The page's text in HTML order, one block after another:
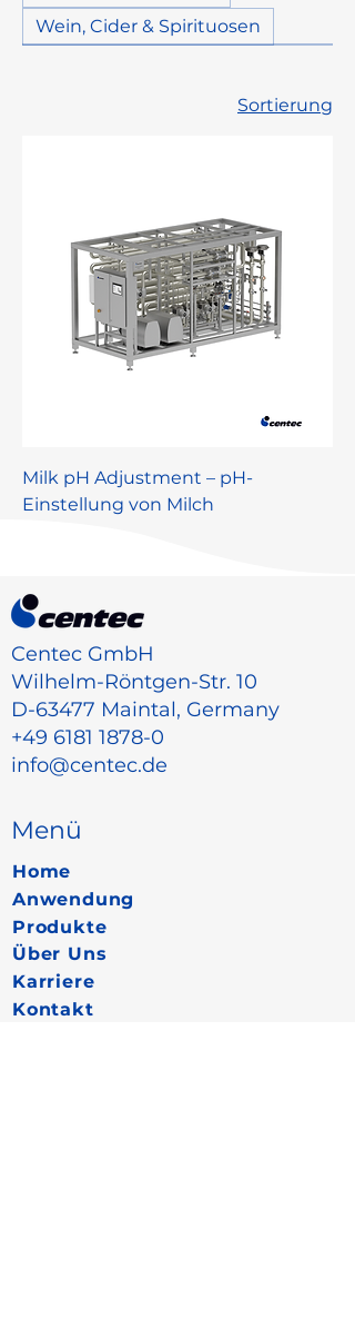
Wein, Cider & Spirituosen
Sortierung
Milk pH Adjustment – pH-
Einstellung von Milch
Centec GmbH
Wilhelm-Röntgen-Str. 10
D-63477 Maintal, Germany
+49 6181 1878-0
info@centec.de
Menü
Home
Anwendung
Produkte
Über Uns
Karriere
Kontakt